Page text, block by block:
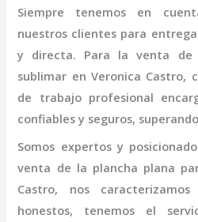
Siempre tenemos en
nuestros clientes para
y directa. Para la venta de
sublimar en Veronica Castro,
de trabajo profesional
confiables y seguros,
Somos expertos y
venta de la plancha plana
Castro, nos
honestos, tenemos el